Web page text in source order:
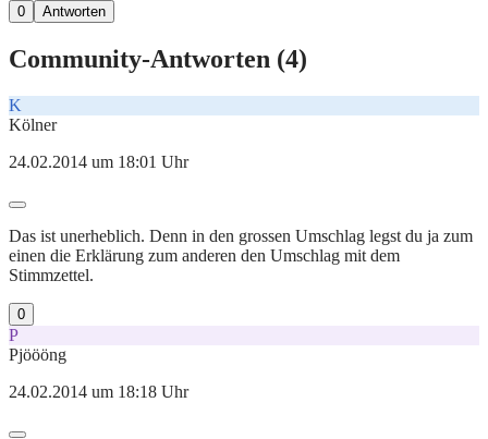
0 Antworten
Community-Antworten (4)
K
Kölner
24.02.2014 um 18:01 Uhr
Das ist unerheblich. Denn in den grossen Umschlag legst du ja zum
einen die Erklärung zum anderen den Umschlag mit dem
Stimmzettel.
0
P
Pjöööng
24.02.2014 um 18:18 Uhr